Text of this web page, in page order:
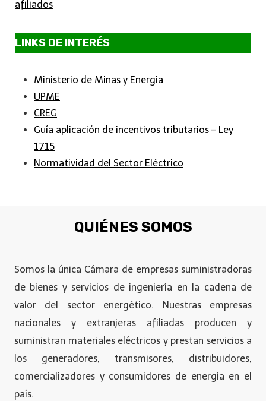
afiliados
LINKS DE INTERÉS
Ministerio de Minas y Energia
UPME
CREG
Guía aplicación de incentivos tributarios – Ley
1715
Normatividad del Sector Eléctrico
QUIÉNES SOMOS
Somos la única Cámara de empresas suministradoras
de bienes y servicios de ingeniería en la cadena de
valor del sector energético. Nuestras empresas
nacionales y extranjeras afiliadas producen y
suministran materiales eléctricos y prestan servicios a
los generadores, transmisores, distribuidores,
comercializadores y consumidores de energía en el
país.